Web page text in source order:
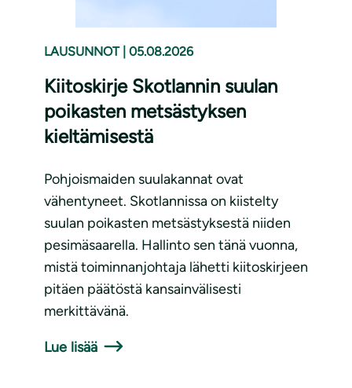
LAUSUNNOT 05.08.2026
Kiitoskirje Skotlannin suulan
poikasten metsästyksen
kieltämisestä
Pohjoismaiden suulakannat ovat
vähentyneet. Skotlannissa on kiistelty
suulan poikasten metsästyksestä niiden
pesimäsaarella. Hallinto sen tänä vuonna,
mistä toiminnanjohtaja lähetti kiitoskirjeen
pitäen päätöstä kansainvälisesti
merkittävänä.
Lue lisää